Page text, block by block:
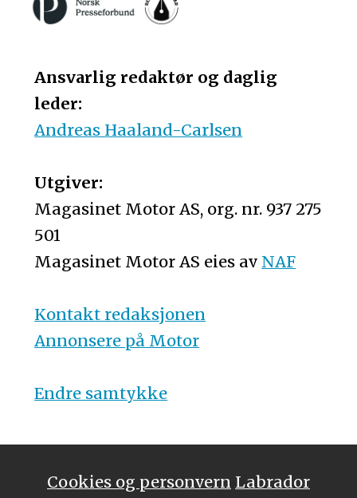
Ansvarlig redaktør og daglig
leder:
Andreas Haaland-Carlsen
Utgiver:
Magasinet Motor AS, org. nr. 937 275
501
Magasinet Motor AS eies av NAF
Kontakt redaksjonen
Annonsere på Motor
Endre samtykke
Cookies og personvern Labrador